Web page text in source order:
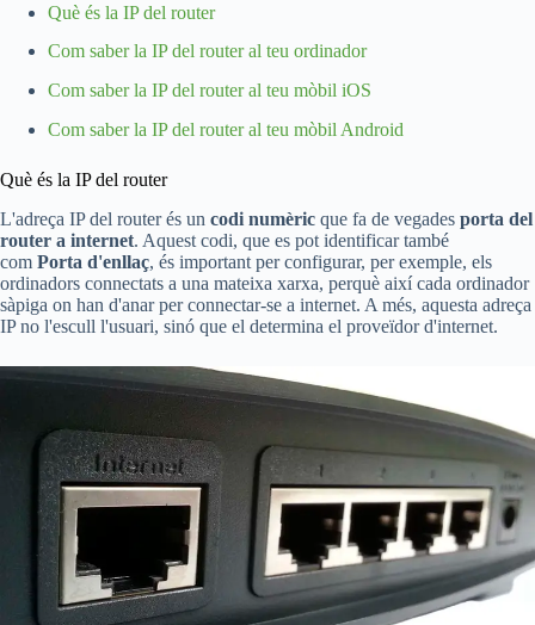
Què és la IP del router
Com saber la IP del router al teu ordinador
Com saber la IP del router al teu mòbil iOS
Com saber la IP del router al teu mòbil Android
Què és la IP del router
L'adreça IP del router és un codi numèric que fa de vegades porta del
router a internet. Aquest codi, que es pot identificar també
com Porta d'enllaç, és important per configurar, per exemple, els
ordinadors connectats a una mateixa xarxa, perquè així cada ordinador
sàpiga on han d'anar per connectar-se a internet. A més, aquesta adreça
IP no l'escull l'usuari, sinó que el determina el proveïdor d'internet.